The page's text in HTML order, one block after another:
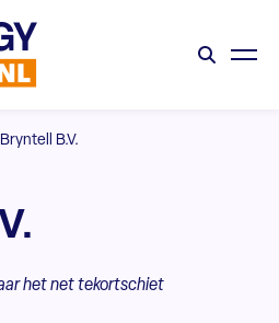
Bryntell B.V.
het net tekortschiet